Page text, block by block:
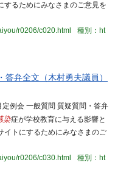
するためにみなさまのご意見を
r0206/c020.html
種別：ht
弁全文（木村勇夫議員）
例会 一般質問 質疑質問・答弁
染症が学校教育に与える影響と
イトにするためにみなさまのご
r0206/c030.html
種別：ht